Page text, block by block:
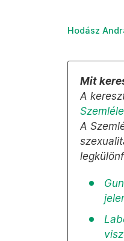
Hodász
Mit
A
A